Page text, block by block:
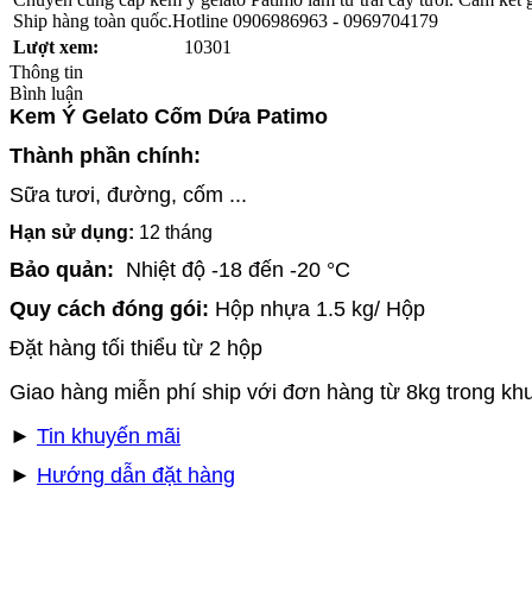
Ship hàng toàn quốc.Hotline 0906986963 - 0969704179
Lượt xem:
10301
Thông tin
Bình luận
Kem Ý Gelato Cốm Dứa Patimo
Thành phần chính:
Sữa tươi, đường, cốm ...
Hạn sử dụng: 12 tháng
Bảo quản: Nhiệt độ -18 đến -20 °C
Quy cách đóng gói: Hộp nhựa 1.5 kg/ Hộp
Đặt hàng tối thiểu từ 2 hộp
Giao hàng miễn phí ship với đơn hàng từ 8kg trong
► Tin khuyến mãi
► Hướng dẫn đặt hàng